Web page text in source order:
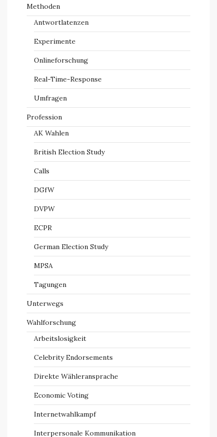
Methoden
Antwortlatenzen
Experimente
Onlineforschung
Real-Time-Response
Umfragen
Profession
AK Wahlen
British Election Study
Calls
DGfW
DVPW
ECPR
German Election Study
MPSA
Tagungen
Unterwegs
Wahlforschung
Arbeitslosigkeit
Celebrity Endorsements
Direkte Wähleransprache
Economic Voting
Internetwahlkampf
Interpersonale Kommunikation